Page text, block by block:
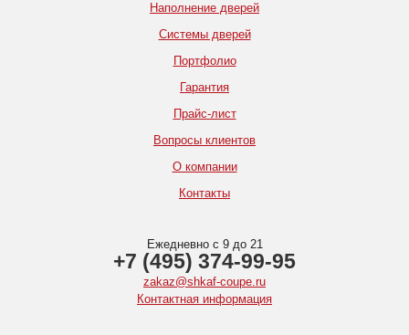
Наполнение дверей
Системы дверей
Портфолио
Гарантия
Прайс-лист
Вопросы клиентов
О компании
Контакты
Ежедневно с 9 до 21
+7 (495) 374-99-95
zakaz@shkaf-coupe.ru
Контактная информация